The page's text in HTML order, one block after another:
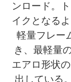
ンロード。
イクとなる
軽量フレー
き、最軽量
エアロ形状
出している